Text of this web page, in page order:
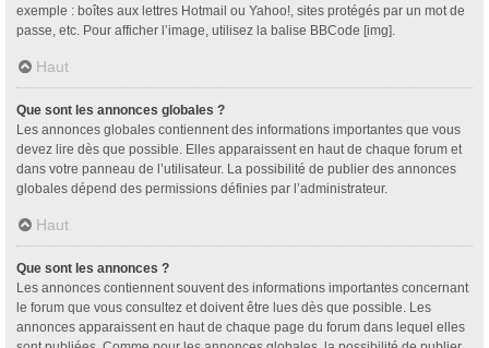
exemple : boîtes aux lettres Hotmail ou Yahoo!, sites protégés par un mot de
passe, etc. Pour afficher l’image, utilisez la balise BBCode [img].
Haut
Que sont les annonces globales ?
Les annonces globales contiennent des informations importantes que vous
devez lire dès que possible. Elles apparaissent en haut de chaque forum et
dans votre panneau de l’utilisateur. La possibilité de publier des annonces
globales dépend des permissions définies par l’administrateur.
Haut
Que sont les annonces ?
Les annonces contiennent souvent des informations importantes concernant
le forum que vous consultez et doivent être lues dès que possible. Les
annonces apparaissent en haut de chaque page du forum dans lequel elles